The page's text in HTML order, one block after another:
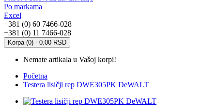
Po markama
Excel
+381 (0) 60 7466-028
+381 (0) 11 7466-028
Korpa (0) - 0.00 RSD
Nemate artikala u Vašoj korpi!
Početna
Testera lisičji rep DWE305PK DeWALT